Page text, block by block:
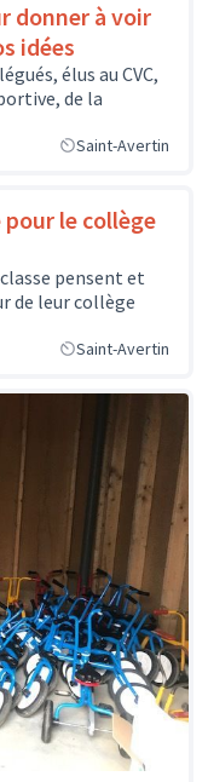
donner à voir
idées
élus au CVC,
de la
Saint-Avertin
le collège
classe pensent et
de leur collège
Saint-Avertin